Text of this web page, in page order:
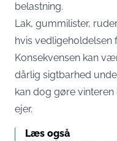
belastning.
Lak, gummilister,
hvis vedligeholdelsen
Konsekvensen kan
dårlig sigtbarhed
kan dog gøre
ejer.
Læs også